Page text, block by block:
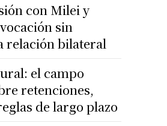
con Milei y
sin
relación bilateral
el campo
retenciones,
de largo plazo